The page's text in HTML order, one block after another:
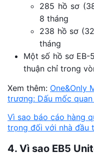
285 hồ sơ
8 tháng
238 hồ sơ
tháng
Một số hồ sơ EB-
thuận chỉ trong
Xem thêm: One&Only
trương: Dấu mốc
Vì sao báo cáo hàng
trọng đối với nhà đầu
4. Vì sao EB5